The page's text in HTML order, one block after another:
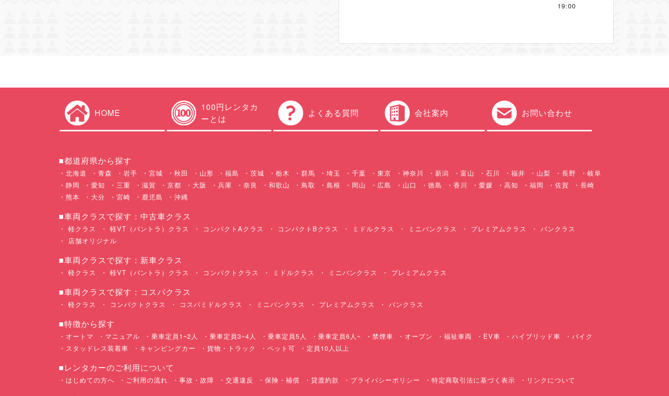
19:00
HOME
100円レンタカ
ーとは
よくある質問 会社案内 お問い合わせ
■都道府県から探す
北海道 青森 岩手 宮城 秋田 山形 福島 茨城 栃木 群馬 埼玉 千葉 東京 神奈川 新潟 富山 石川 福井 山梨 長野
岐阜
静岡
愛知 三重 滋賀 京都 大阪 兵庫 奈良 和歌山 鳥取 島根 岡山 広島 山口 徳島 香川 愛媛 高知 福岡 佐賀
長崎
熊本
大分 宮崎 鹿児島 沖縄
■車両クラスで探す：中古車クラス
軽クラス 軽VT（バントラ）クラス コンパクトAクラス コンパクトBクラス ミドルクラス ミニバンクラス プレミアムクラス
バンクラス
店舗オリジナル
■車両クラスで探す：新車クラス
軽クラス 軽VT（バントラ）クラス コンパクトクラス ミドルクラス ミニバンクラス プレミアムクラス
■車両クラスで探す：コスパクラス
軽クラス コンパクトクラス コスパミドルクラス ミニバンクラス プレミアムクラス バンクラス
■特徴から探す
オートマ マニュアル 乗車定員1~2人 乗車定員3~4人 乗車定員5人 乗車定員6人~ 禁煙車 オープン 福祉車両 EV車 ハイブリッド車
バイク
スタッドレス装着車
キャンピングカー 貨物・トラック ペット可 定員10人以上
■レンタカーのご利用について
はじめての方へ ご利用の流れ 事故・故障 交通違反 保険・補償 貸渡約款 プライバシーポリシー 特定商取引法に基づく表示 リンクについて